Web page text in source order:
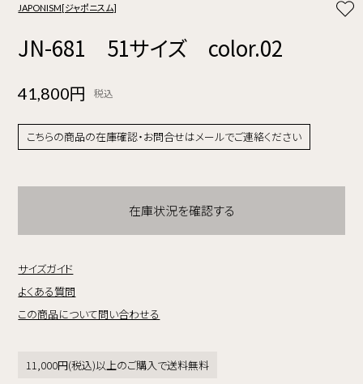
JAPONISM[ジャポニスム]
JN-681 51サイズ color.02
41,800円 税込
こちらの商品の在庫確認・お問合せはメールでご連絡ください
在庫状況を確認する
サイズガイド
よくある質問
この商品について問い合わせる
11,000円(税込)以上のご購入で送料無料